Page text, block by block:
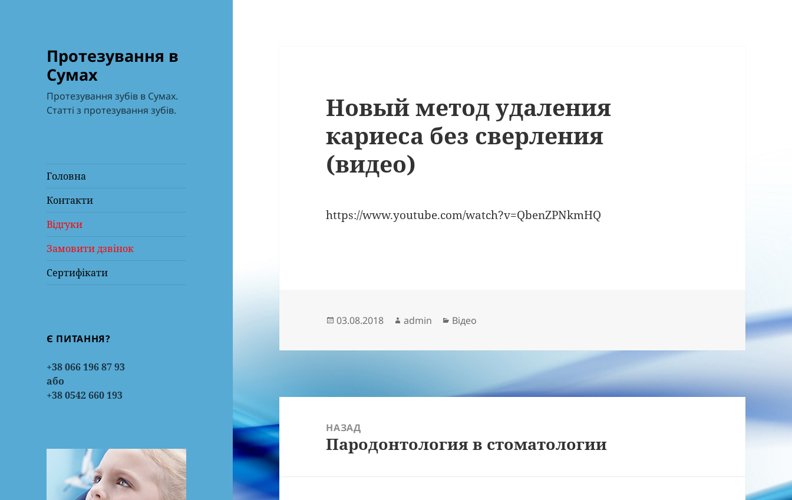
Протезування в
Сумах
Протезування зубів в Сумах.
Статті з протезування зубів.
Головна
Контакти
Відгуки
Замовити дзвінок
Сертифікати
Є ПИТАННЯ?
+38 066 196 87 93
або
+38 0542 660 193
Новый метод удаления
кариеса без сверления
(видео)
https://www.youtube.com/watch?v=QbenZPNkmHQ
Опубліковано
03.08.2018 Автор
admin Категорії
Відео
записів
НАЗАД
Попередній
Пародонтология в стоматологии